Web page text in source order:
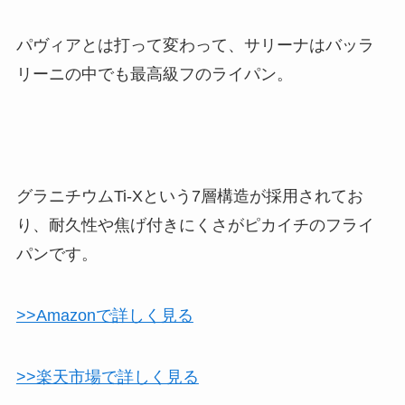
パヴィアとは打って変わって、サリーナはバッラ
リーニの中でも最高級フのライパン。
グラニチウムTi-Xという7層構造が採用されてお
り、耐久性や焦げ付きにくさがピカイチのフライ
パンです。
>>Amazonで詳しく見る
>>楽天市場で詳しく見る